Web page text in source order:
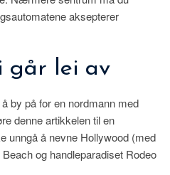
aksepterer
går lei av
by på for en nordmann med
denne artikkelen til en
unngå å nevne Hollywood (med
og handleparadiset Rodeo